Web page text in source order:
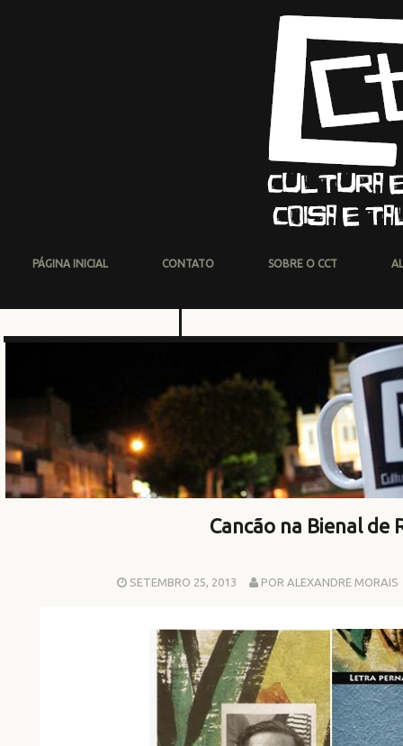
PÁGINA INICIAL CONTATO SOBRE O CCT
Cancão na Bienal de
SETEMBRO 25, 2013 POR ALEXANDRE MORAIS